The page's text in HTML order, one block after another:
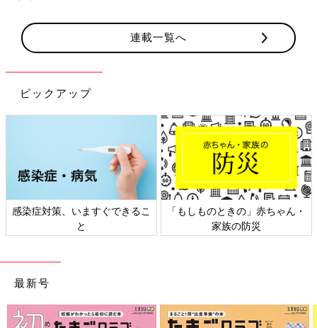
連載一覧へ
ピックアップ
日本外来小児科学会リーフレッ
ト検討会
六星占術 細木かおりさんの人生
相談
最新号